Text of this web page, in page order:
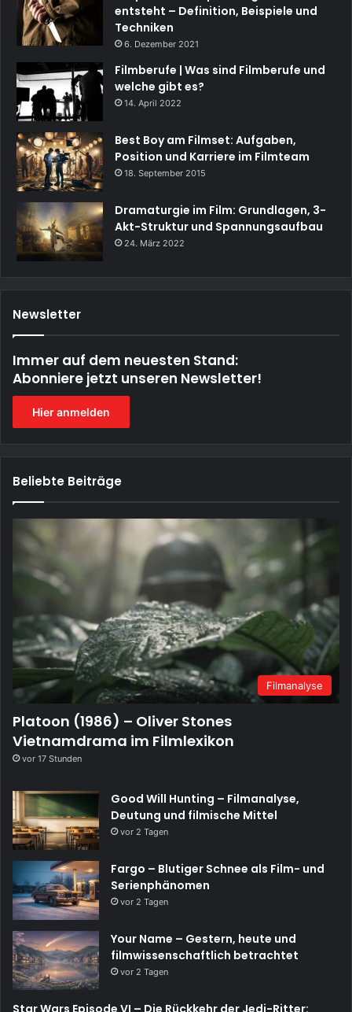
entsteht – Definition, Beispiele und
Techniken
6. Dezember 2021
Filmberufe | Was sind Filmberufe und
welche gibt es?
14. April 2022
Best Boy am Filmset: Aufgaben,
Position und Karriere im Filmteam
18. September 2015
Dramaturgie im Film: Grundlagen, 3-
Akt-Struktur und Spannungsaufbau
24. März 2022
Newsletter
Immer auf dem neuesten Stand:
Abonniere jetzt unseren Newsletter!
Hier anmelden
Beliebte Beiträge
Filmanalyse
Platoon (1986) – Oliver Stones
Vietnamdrama im Filmlexikon
vor 17 Stunden
Good Will Hunting – Filmanalyse,
Deutung und filmische Mittel
vor 2 Tagen
Fargo – Blutiger Schnee als Film- und
Serienphänomen
vor 2 Tagen
Your Name – Gestern, heute und
filmwissenschaftlich betrachtet
vor 2 Tagen
Star Wars Episode VI – Die Rückkehr der Jedi-Ritter: